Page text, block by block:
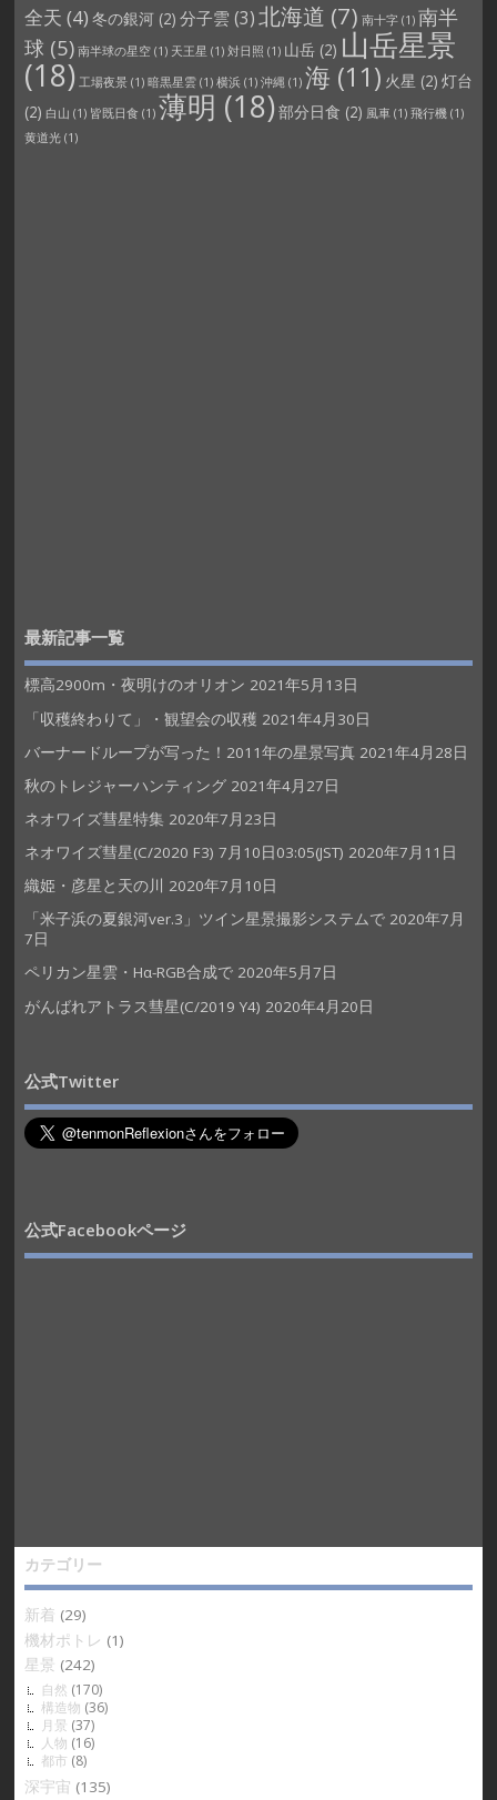
全天 (4) 冬の銀河(2) 分子雲 (3)北海道 (7) 南十字(1) 南半
球 (5) 南半球の星空(1) 天王星 (1) 対日照 (1) 山岳(2) 山岳星景
(18) 工場夜景(1) 暗黒星雲(1) 横浜(1) 沖縄(1) 海 (11) 火星 (2) 灯台
(2) 白山 (1) 皆既日食 (1) 薄明 (18)部分日食 (2) 風車(1) 飛行機(1)
黄道光(1)
最新記事一覧
標高2900m・夜明けのオリオン 2021年5月13日
「収穫終わりて」・観望会の収穫 2021年4月30日
バーナードループが写った！2011年の星景写真 2021年4月28日
秋のトレジャーハンティング 2021年4月27日
ネオワイズ彗星特集 2020年7月23日
ネオワイズ彗星(C/2020 F3) 7月10日03:05(JST) 2020年7月11日
織姫・彦星と天の川 2020年7月10日
「米子浜の夏銀河ver.3」ツイン星景撮影システムで 2020年7月
7日
ペリカン星雲・Hα-RGB合成で 2020年5月7日
がんばれアトラス彗星(C/2019 Y4) 2020年4月20日
公式Twitter
公式Facebookページ
カテゴリー
新着 (29)
機材ポトレ (1)
星景 (242)
自然 (170)
構造物 (36)
月景 (37)
人物 (16)
都市 (8)
深宇宙 (135)